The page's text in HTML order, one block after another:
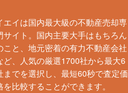
エイは国内最大級の不動産売却専
サイト。国内主要大手はもちろん
こと、地元密着の有力不動産会社
ど、人気の厳選1700社から最大6
までを選択し、最短60秒で査定価
を比較することができます。